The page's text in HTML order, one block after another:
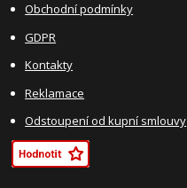
Obchodní podmínky
GDPR
Kontakty
Reklamace
Odstoupení od kupní smlouvy